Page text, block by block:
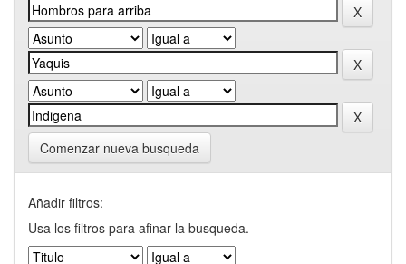
Comenzar nueva busqueda
Añadir filtros:
Usa los filtros para afinar la busqueda.